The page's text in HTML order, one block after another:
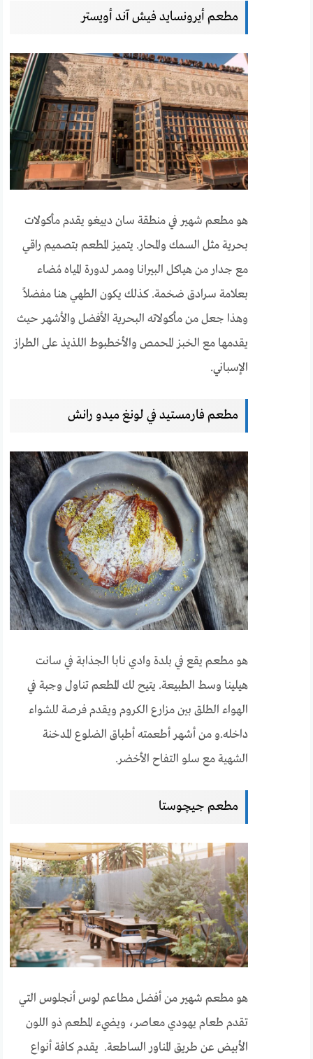
مطعم أيرونسايد فيش آند أويستر
هو مطعم شهير في منطقة سان دييغو يقدم مأكولات
بحرية مثل السمك والمحار. يتميز المطعم بتصميم راقي
مع جدار من هياكل البيرانا وممر لدورة المياه مُضاء
بعلامة سرادق ضخمة. كذلك يكون الطهي هنا مفضلاً
وهذا جعل من مأكولاته البحرية الأفضل والأشهر حيث
يقدمها مع الخبز المحمص والأخطبوط اللذيذ على الطراز
الإسباني.
مطعم فارمستيد في لونغ ميدو رانش
هو مطعم يقع في بلدة وادي نابا الجذابة في سانت
هيلينا وسط الطبيعة. يتيح لك المطعم تناول وجبة في
الهواء الطلق بين مزارع الكروم ويقدم فرصة للشواء
داخله.و من أشهر أطعمته أطباق الضلوع المدخنة
الشهية مع سلو التفاح الأخضر.
مطعم جيچوستا
هو مطعم شهير من أفضل مطاعم لوس أنجلوس التي
تقدم طعام يهودي معاصر، ويضيء المطعم ذو اللون
الأبيض عن طريق المناور الساطعة. يقدم كافة أنواع